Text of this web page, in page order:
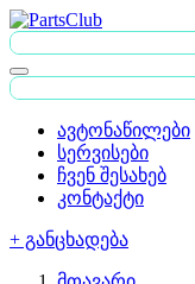
ავტონაწილები
სერვისები
ჩვენ შესახებ
კონტაქტი
+ განცხადება